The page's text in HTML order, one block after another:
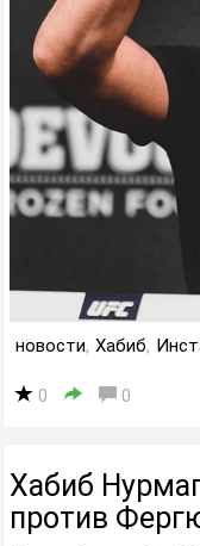
новости, Хабиб,
0 0
Хабиб
против